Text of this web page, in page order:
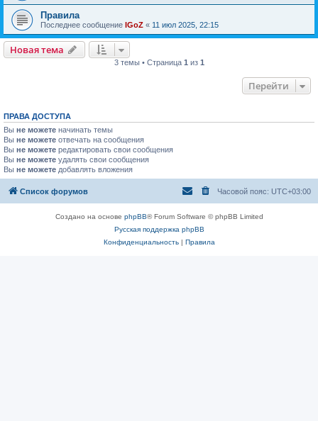
Правила
Последнее сообщение IGoZ « 11 июл 2025, 22:15
Новая тема
3 темы • Страница 1 из 1
Перейти
ПРАВА ДОСТУПА
Вы не можете начинать темы
Вы не можете отвечать на сообщения
Вы не можете редактировать свои сообщения
Вы не можете удалять свои сообщения
Вы не можете добавлять вложения
Список форумов Часовой пояс: UTC+03:00
Создано на основе phpBB® Forum Software © phpBB Limited
Русская поддержка phpBB
Конфиденциальность| Правила